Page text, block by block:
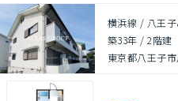
横浜線 / 八王
築33年 /2階建
東京都八王子